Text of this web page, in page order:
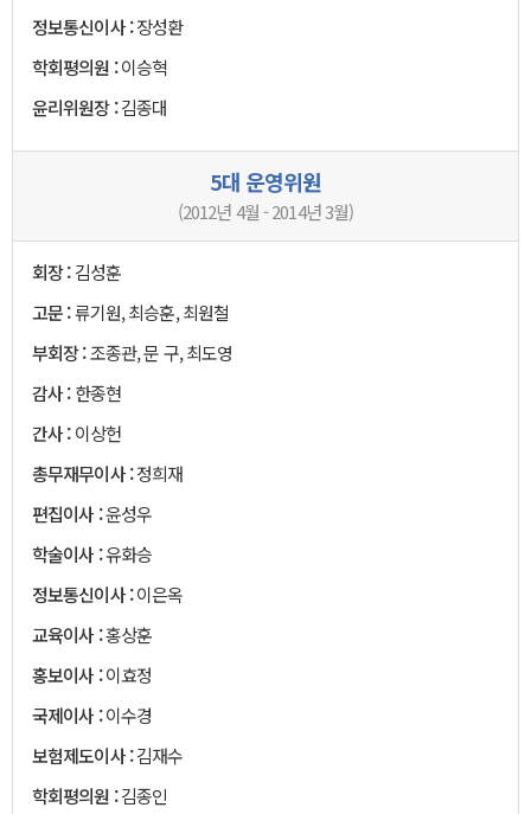
정보통신이사 :장성환
학회평의원 :이승혁
윤리위원장 :김종대
5대 운영위원
(2012년 4월 - 2014년 3월)
회장 :김성훈
고문 :류기원, 최승훈, 최원철
부회장 :조종관, 문 구, 최도영
감사 :한종현
간사 :이상헌
총무재무이사 :정희재
편집이사 :윤성우
학술이사 :유화승
정보통신이사 :이은옥
교육이사 :홍상훈
홍보이사 :이효정
국제이사 :이수경
보험제도이사 :김재수
학회평의원 :김종인